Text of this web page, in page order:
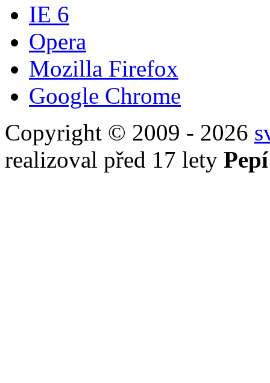
IE 6
Opera
Mozilla Firefox
Google Chrome
Copyright © 2009 - 2026
realizoval před 17 lety